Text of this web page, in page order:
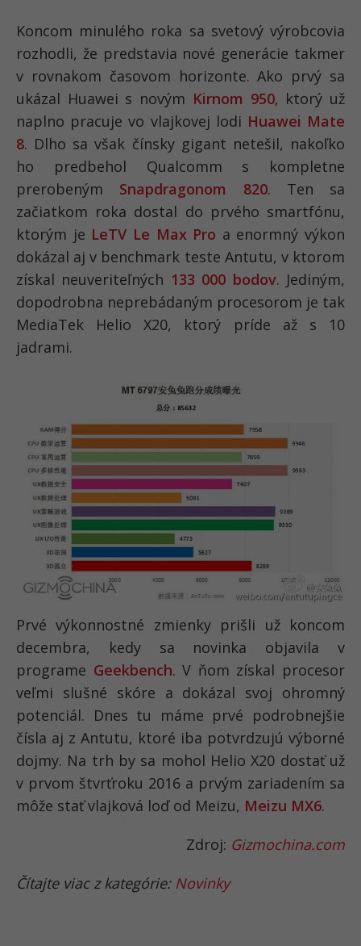
Koncom minulého roka sa svetový výrobcovia
rozhodli, že predstavia nové generácie takmer
v rovnakom časovom horizonte. Ako prvý sa
ukázal Huawei s novým Kirnom 950, ktorý už
naplno pracuje vo vlajkovej lodi Huawei Mate
8. Dlho sa však čínsky gigant netešil, nakoľko
ho predbehol Qualcomm s kompletne
prerobeným Snapdragonom 820. Ten sa
začiatkom roka dostal do prvého smartfónu,
ktorým je LeTV Le Max Pro a enormný výkon
dokázal aj v benchmark teste Antutu, v ktorom
získal neuveriteľných 133 000 bodov. Jediným,
dopodrobna neprebádaným procesorom je tak
MediaTek Helio X20, ktorý príde až s 10
jadrami.
Prvé výkonnostné zmienky prišli už koncom
decembra, kedy sa novinka objavila v
programe Geekbench. V ňom získal procesor
veľmi slušné skóre a dokázal svoj ohromný
potenciál. Dnes tu máme prvé podrobnejšie
čísla aj z Antutu, ktoré iba potvrdzujú výborné
dojmy. Na trh by sa mohol Helio X20 dostať už
v prvom štvrťroku 2016 a prvým zariadením sa
môže stať vlajková loď od Meizu, Meizu MX6.
Zdroj: Gizmochina.com
Čítajte viac z kategórie: Novinky